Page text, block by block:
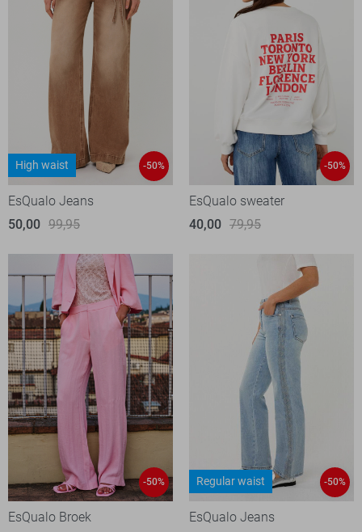
High waist -50%
EsQualo Jeans
50,00 99,95
-50%
EsQualo sweater
40,00 79,95
-50%
EsQualo Broek
Regular waist -50%
EsQualo Jeans